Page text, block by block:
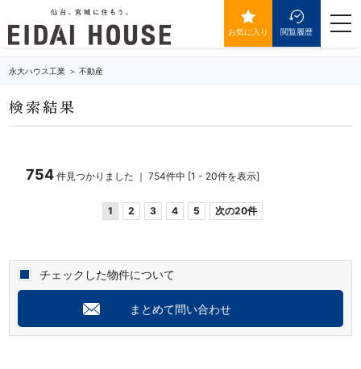
お気に入り 閲覧履歴
永大ハウス工業 不動産
検索結果
754 件見つかりました ｜ 754件中 [1 - 20件を表示]
1 2 3 4 5 次の20件
チェックした物件について
まとめて問い合わせ